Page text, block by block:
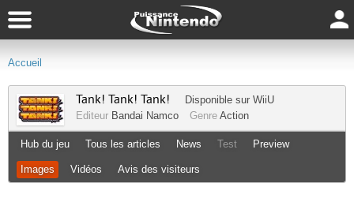
Accueil
Tank! Tank! Tank! Disponible sur WiiU
Editeur Bandai Namco Genre Action
Hub du jeu Tous les articles News Test Preview
Images Vidéos Avis des visiteurs